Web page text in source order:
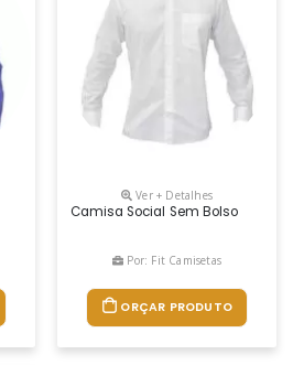
Ver + Detalhes
Camisa Social Sem Bolso
Por: Fit Camisetas
ORÇAR PRODUTO